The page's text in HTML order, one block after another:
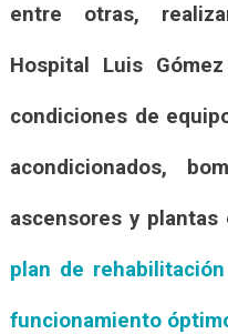
entre otras,
Hospital Luis
condiciones de
acondicionados,
ascensores y
plan de
funcionamiento